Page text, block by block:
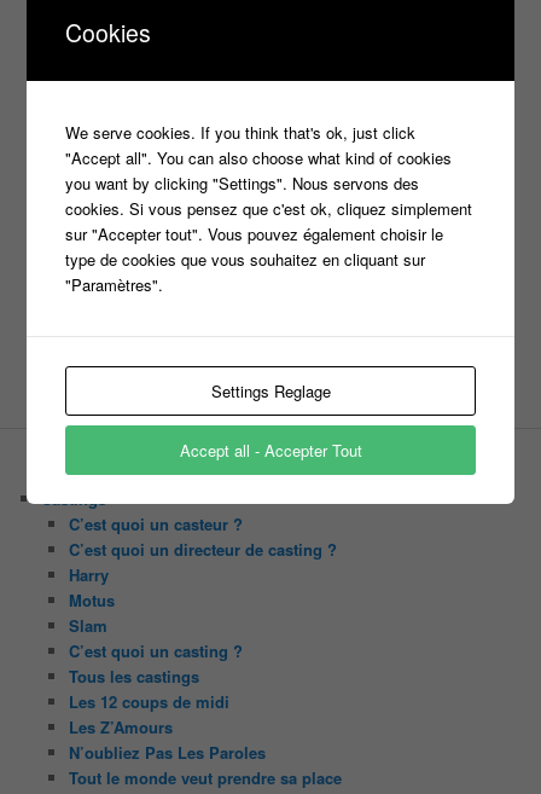
d8Face à la bande
indiscrétions info info jeux tvInfos Inscription jeu
jeu tv Jeux TV Julien Courbet Jérémy Michalak
Koh Lantalaurence boccolini le maillon faible m6
Maestro Masters money drop
n'oubliez pas les paroles
N'oubliez pas les paroles
Olivier Minne pékin express tf1
tournage
PAGES
C’est quoi un casteur ?
C’est quoi un directeur de casting ?
Harry
Motus
Slam
C’est quoi un casting ?
Tous les castings
Les 12 coups de midi
Les Z’Amours
N’oubliez Pas Les Paroles
Tout le monde veut prendre sa place
Cookies
We serve cookies. If you think that's ok, just click
"Accept all". You can also choose what kind of cookies
you want by clicking "Settings". Nous servons des
cookies. Si vous pensez que c'est ok, cliquez simplement
sur "Accepter tout". Vous pouvez également choisir le
type de cookies que vous souhaitez en cliquant sur
"Paramètres".
Settings Reglage
Accept all - Accepter Tout